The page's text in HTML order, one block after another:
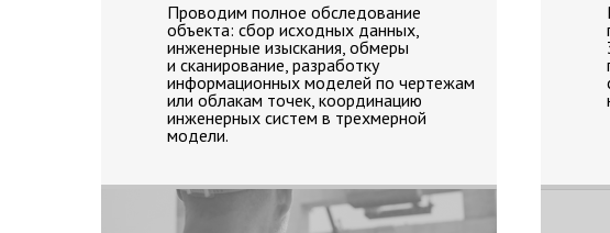
Проводим полное обследование
объекта: сбор исходных данных,
инженерные изыскания, обмеры
и сканирование, разработку
информационных моделей по чертежам
или облакам точек, координацию
инженерных систем в трехмерной
модели.